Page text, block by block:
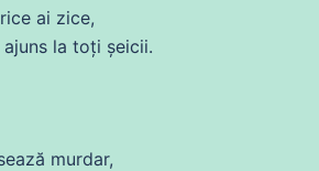
ai zice,
ajuns la toți șeicii.
murdar,